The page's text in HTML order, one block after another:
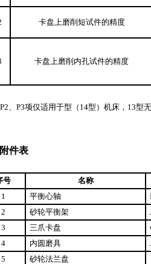
卡盘上磨削短试件的精度
卡盘上磨削内孔试件的精度
、P3项仅适用于型（14型）机床，13型无
件表
号 名称
1
平衡心轴
2
砂轮平衡架
3
三爪卡盘
4
内圆磨具
5
砂轮法兰盘